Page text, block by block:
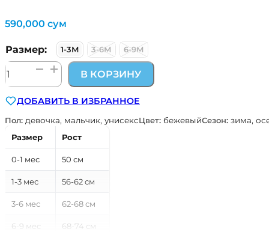
590,000 сум
Размер: 1-3М 3-6М 6-9М
Количество
товара
плюшевый
комбинезон
бежевый
Kitikate
В КОРЗИНУ
ДОБАВИТЬ В ИЗБРАННОЕ
Пол: девочка, мальчик, унисексЦвет: бежевыйСезон: зима,
Размер
Рост
0-1 мес 50 см
1-3 мес 56-62 см
3-6 мес 62-68 см
6-9 мес 68-74 см